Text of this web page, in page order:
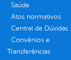
Saúde
Atos normativos
Central de Dúvidas
Convênios e
Transferências